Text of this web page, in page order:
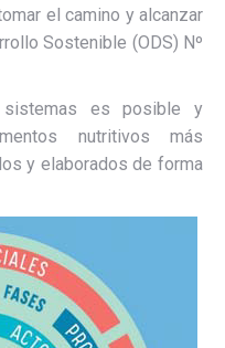
el camino y alcanzar
Sostenible (ODS) Nº
es posible y
nutritivos más
y elaborados de forma